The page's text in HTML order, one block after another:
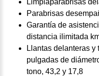
Parabrisas
Garantía de
distancia ilimitada
Llantas delanteras
pulgadas de
tono, 43,2 y 17,8